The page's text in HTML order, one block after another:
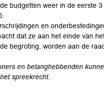
budgetten weer in de eerste
en
dat ze aan het einde van
begroting, worden aan de
en belanghebbenden
spreekrecht.